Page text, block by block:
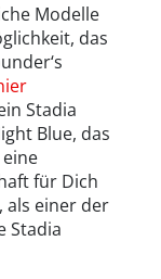
Modelle
das
Stadia
Blue, das
für Dich
als einer der
Stadia